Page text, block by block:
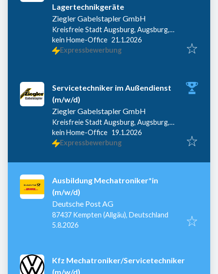
Lagertechnikgeräte
Ziegler Gabelstapler GmbH
Kreisfreie Stadt Augsburg, Augsburg,
Deutschland
kein Home-Office Veröffentlicht
21.1.2026
Expressbewerbung
Servicetechniker im Außendienst
(m/w/d)
Ziegler Gabelstapler GmbH
Kreisfreie Stadt Augsburg, Augsburg,
Deutschland
kein Home-Office Veröffentlicht
19.1.2026
Expressbewerbung
Ausbildung Mechatroniker*in
(m/w/d)
Deutsche Post AG
87437 Kempten (Allgäu), Deutschland
Veröffentlicht
5.8.2026
Kfz Mechatroniker/Servicetechniker
(m/w/d)